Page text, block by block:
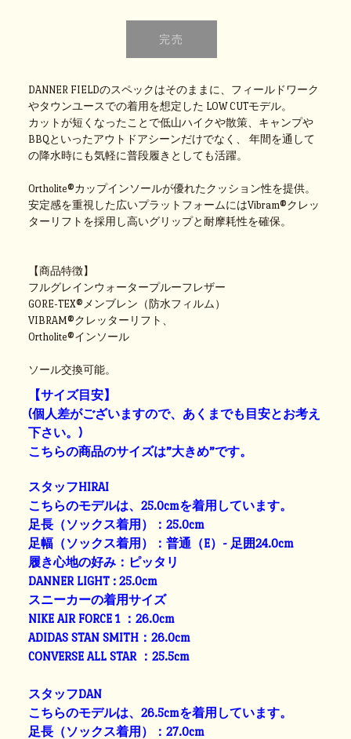
DANNER FIELDのスペックはそのままに、フィールドワーク
やタウンユースでの着用を想定した LOW CUTモデル。
カットが短くなったことで低山ハイクや散策、キャンプや
BBQといったアウトドアシーンだけでなく、 年間を通して
の降水時にも気軽に普段履きとしても活躍。
Ortholite®カップインソールが優れたクッション性を提供。
安定感を重視した広いプラットフォームにはVibram®クレッ
ターリフトを採用し高いグリップと耐摩耗性を確保。
【商品特徴】
フルグレインウォータープルーフレザー
GORE-TEX®メンブレン（防水フィルム）
VIBRAM®クレッターリフト、
Ortholite®インソール
ソール交換可能。
【サイズ目安】
(個人差がございますので、あくまでも目安とお考え
下さい。)
こちらの商品のサイズは”大きめ”です。
スタッフHIRAI
こちらのモデルは、25.0cmを着用しています。
足長（ソックス着用）：25.0cm
足幅（ソックス着用）：普通（E）- 足囲24.0cm
履き心地の好み：ピッタリ
DANNER LIGHT : 25.0cm
スニーカーの着用サイズ
NIKE AIR FORCE 1 ：26.0cm
ADIDAS STAN SMITH：26.0cm
CONVERSE ALL STAR ：25.5cm
スタッフDAN
こちらのモデルは、26.5cmを着用しています。
足長（ソックス着用）：27.0cm